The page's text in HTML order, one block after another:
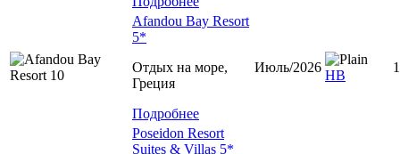
Afandou Bay Resort
5*
Отдых на море,
Греция
Подробнее
Июль/2026
HB
1
Poseidon Resort
Suites & Villas 5*